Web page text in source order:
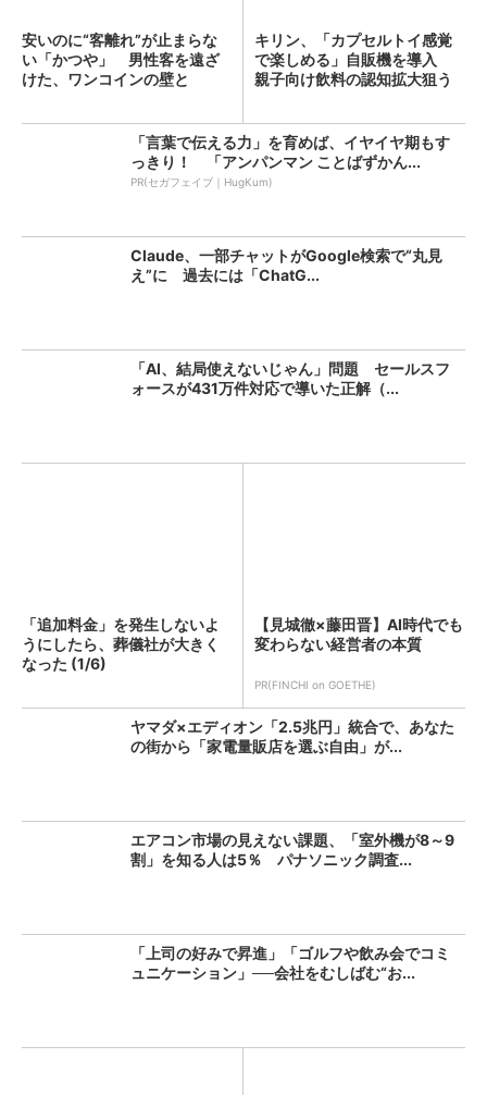
安いのに“客離れ”が止まらな
い「かつや」 男性客を遠ざ
けた、ワンコインの壁と
キリン、「カプセルトイ感覚
で楽しめる」自販機を導入
親子向け飲料の認知拡大狙う
「言葉で伝える力」を育めば、イヤイヤ期もす
っきり！ 「アンパンマン ことばずかん...
PR(セガフェイブ｜HugKum)
Claude、一部チャットがGoogle検索で“丸見
え”に 過去には「ChatG...
「AI、結局使えないじゃん」問題 セールスフ
ォースが431万件対応で導いた正解（...
「追加料金」を発生しないよ
うにしたら、葬儀社が大きく
なった (1/6)
【見城徹×藤田晋】AI時代でも
変わらない経営者の本質
PR(FINCHI on GOETHE)
ヤマダ×エディオン「2.5兆円」統合で、あなた
の街から「家電量販店を選ぶ自由」が...
エアコン市場の見えない課題、「室外機が8～9
割」を知る人は5％ パナソニック調査...
「上司の好みで昇進」「ゴルフや飲み会でコミ
ュニケーション」──会社をむしばむ“お...